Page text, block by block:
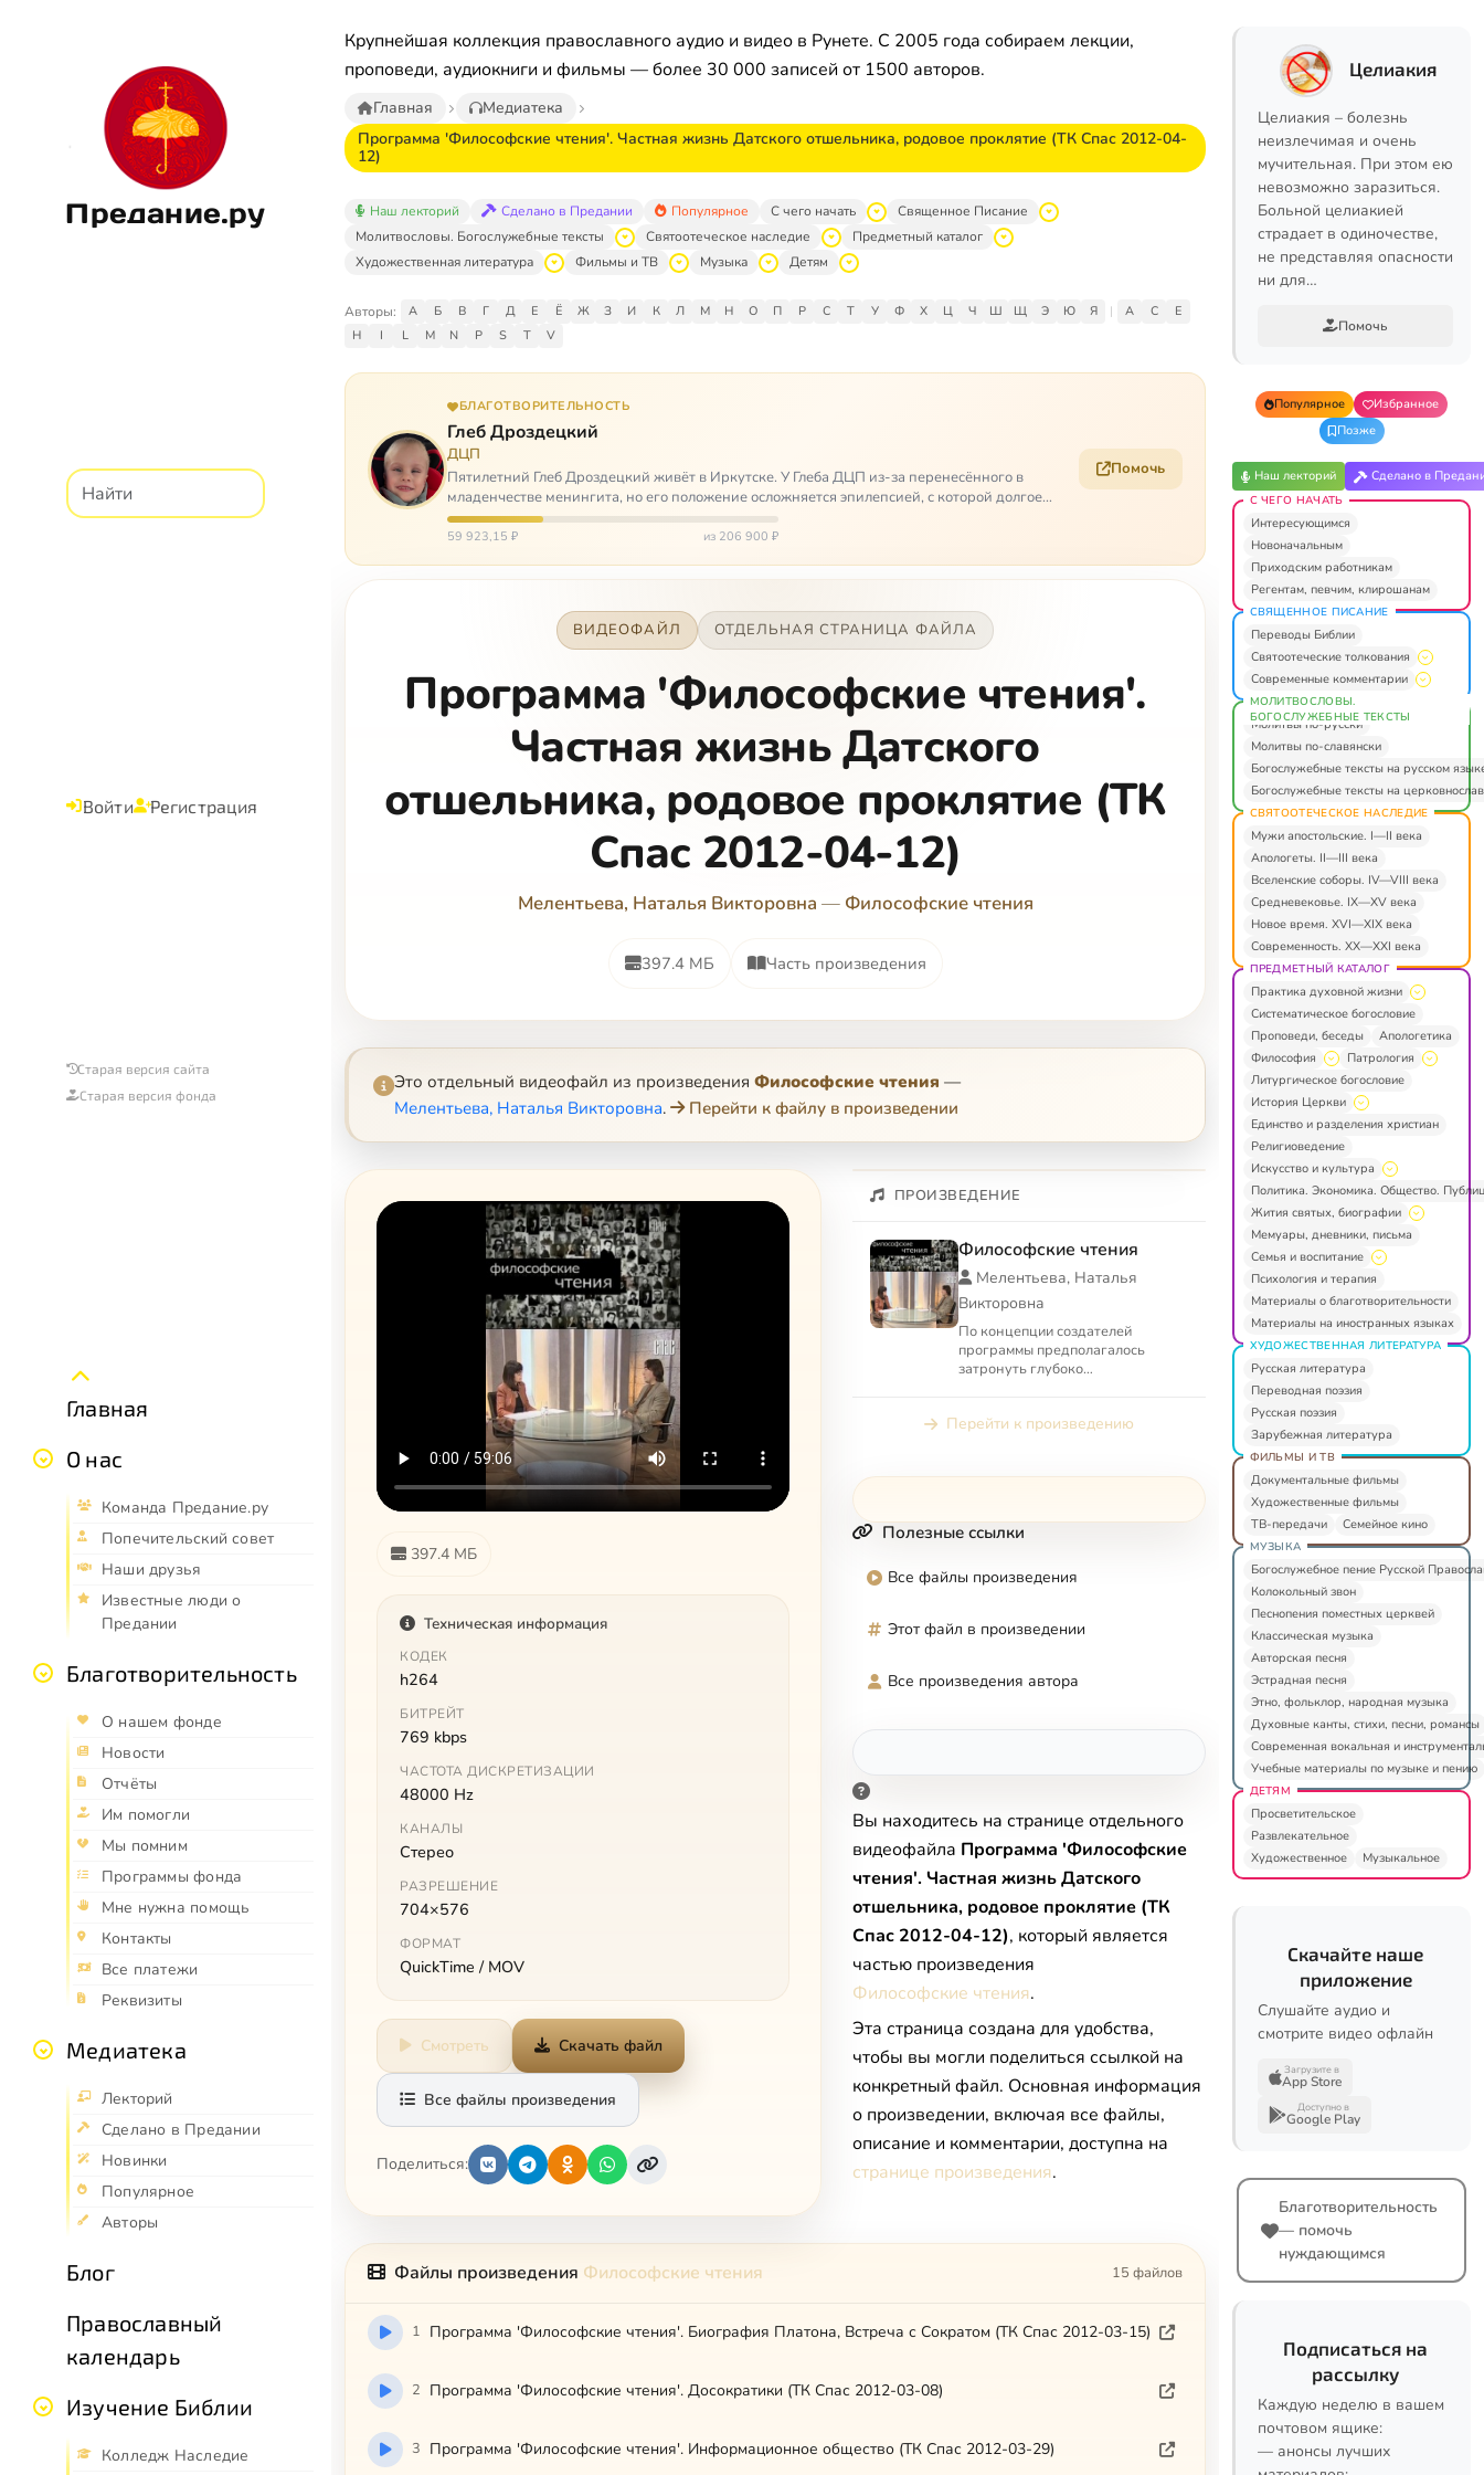
Предание.ру
Войти Регистрация
Старая версия сайта
Старая версия фонда
Главная
О нас
Команда Предание.ру
Попечительский совет
Наши друзья
Известные люди о
Предании
Благотворительность
О нашем фонде
Новости
Отчёты
Им помогли
Мы помним
Программы фонда
Мне нужна помощь
Контакты
Все платежи
Реквизиты
Медиатека
Лекторий
Сделано в Предании
Новинки
Популярное
Авторы
Блог
Православный
календарь
Изучение Библии
Колледж Наследие
Крупнейшая коллекция православного аудио и видео в Рунете. С 2005 года собираем лекции,
проповеди, аудиокниги и фильмы — более 30 000 записей от 1500 авторов.
Главная
Медиатека
Программа 'Философские чтения'. Частная жизнь Датского отшельника, родовое проклятие (ТК Спас 2012-04-
12)
Наш лекторий Сделано в Предании Популярное С чего начать
Священное Писание
Молитвословы. Богослужебные тексты
Святоотеческое наследие
Предметный каталог
Художественная литература
Фильмы и ТВ Музыка Детям
Авторы: А Б В Г Д Е Ё Ж З И К Л М Н О П Р С Т У Ф Х Ц Ч Ш Щ Э Ю Я | A C
E
H
I L M N P S T V
БЛАГОТВОРИТЕЛЬНОСТЬ
Глеб Дроздецкий
ДЦП
Пятилетний Глеб Дроздецкий живёт в Иркутске. У Глеба ДЦП из-за перенесённого в
младенчестве менингита, но его положение осложняется эпилепсией, с которой долгое
время была невозмож…
59 923,15 ₽ из 206 900 ₽
Помочь
ВИДЕОФАЙЛ ОТДЕЛЬНАЯ СТРАНИЦА ФАЙЛА
Программа 'Философские чтения'.
Частная жизнь Датского
отшельника, родовое проклятие (ТК
Спас 2012-04-12)
Мелентьева, Наталья Викторовна — Философские чтения
397.4 МБ Часть произведения
Это отдельный видеофайл из произведения Философские чтения —
Мелентьева, Наталья Викторовна. Перейти к файлу в произведении
397.4 МБ
Техническая информация
КОДЕК
h264
БИТРЕЙТ
769 kbps
ЧАСТОТА ДИСКРЕТИЗАЦИИ
48000 Hz
КАНАЛЫ
Стерео
РАЗРЕШЕНИЕ
704×576
ФОРМАТ
QuickTime / MOV
Смотреть Скачать файл
Все файлы произведения
Поделиться:
ПРОИЗВЕДЕНИЕ
Философские чтения
Мелентьева, Наталья
Викторовна
По концепции создателей
программы предполагалось
затронуть глубоко
самые трагичные темы нашей
Перейти к произведению
Полезные ссылки
Все файлы произведения
Этот файл в произведении
Все произведения автора
Вы находитесь на странице отдельного
видеофайла Программа 'Философские
чтения'. Частная жизнь Датского
отшельника, родовое проклятие (ТК
Спас 2012-04-12), который является
частью произведения
Философские чтения.
Эта страница создана для удобства,
чтобы вы могли поделиться ссылкой на
конкретный файл. Основная информация
о произведении, включая все файлы,
описание и комментарии, доступна на
странице произведения.
Файлы произведения Философские чтения 15 файлов
1 Программа 'Философские чтения'. Биография Платона, Встреча с Сократом (ТК Спас 2012-03-15)
2 Программа 'Философские чтения'. Досократики (ТК Спас 2012-03-08)
3 Программа 'Философские чтения'. Информационное общество (ТК Спас 2012-03-29)
Целиакия
Целиакия – болезнь
неизлечимая и очень
мучительная. При этом ею
невозможно заразиться.
Больной целиакией
страдает в одиночестве,
не представляя опасности
ни для…
Помочь
Популярное
Избранное
Позже
Наш лекторий Сделано в
С ЧЕГО НАЧАТЬ
Интересующимся
Новоначальным
Приходским работникам
Регентам, певчим, клирошанам
СВЯЩЕННОЕ ПИСАНИЕ
Переводы Библии
Святоотеческие толкования
Современные комментарии
МОЛИТВОСЛОВЫ.
БОГОСЛУЖЕБНЫЕ ТЕКСТЫ
Молитвы по-русски
Молитвы по-славянски
Богослужебные тексты на русском
Богослужебные тексты на
СВЯТООТЕЧЕСКОЕ НАСЛЕДИЕ
Мужи апостольские. I—II века
Апологеты. II—III века
Вселенские соборы. IV—VIII века
Средневековье. IX—XV века
Новое время. XVI—XIX века
Современность. XX—XXI века
ПРЕДМЕТНЫЙ КАТАЛОГ
Практика духовной жизни
Систематическое богословие
Проповеди, беседы
Апологетика
Философия
Патрология
Литургическое богословие
История Церкви
Единство и разделения христиан
Религиоведение
Искусство и культура
Политика. Экономика. Общество.
Жития святых, биографии
Мемуары, дневники, письма
Семья и воспитание
Психология и терапия
Материалы о благотворительности
Материалы на иностранных языках
ХУДОЖЕСТВЕННАЯ ЛИТЕРАТУРА
Русская литература
Переводная поэзия
Русская поэзия
Зарубежная литература
ФИЛЬМЫ И ТВ
Документальные фильмы
Художественные фильмы
ТВ-передачи
Семейное кино
МУЗЫКА
Богослужебное пение Русской
Колокольный звон
Песнопения поместных церквей
Классическая музыка
Авторская песня
Эстрадная песня
Этно, фольклор, народная музыка
Духовные канты, стихи, песни, романсы
Современная вокальная и
Учебные материалы по музыке и пению
ДЕТЯМ
Просветительское
Развлекательное
Художественное
Музыкальное
Скачайте наше
приложение
Слушайте аудио и
смотрите видео офлайн
Загрузите в
App Store
Доступно в
Google Play
Благотворительность
— помочь
нуждающимся
Подписаться на
рассылку
Каждую неделю в вашем
почтовом ящике:
— анонсы лучших